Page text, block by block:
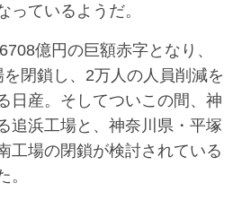
っているようだ。
億円の巨額赤字となり、
閉鎖し、2万人の人員削減を
日産。そしてついこの間、神
追浜工場と、神奈川県・平塚
工場の閉鎖が検討されている
。